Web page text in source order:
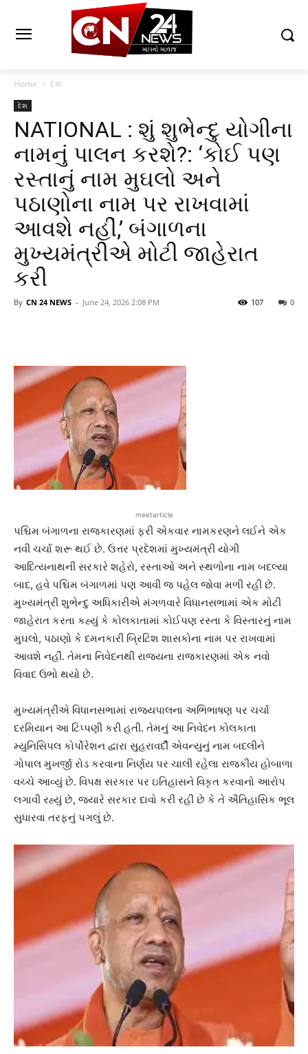
Home દેશ
દેશ
NATIONAL : શું શુભેન્દુ યોગીના
નામનું પાલન કરશે?: ‘કોઈ પણ
રસ્તાનું નામ મુઘલો અને
પઠાણોના નામ પર રાખવામાં
આવશે નહીં,’ બંગાળના
મુખ્યમંત્રીએ મોટી જાહેરાત
કરી
By CN 24 NEWS - June 24, 2026 2:08 PM 0
107
meetarticle
પશ્ચિમ બંગાળના રાજકારણમાં ફરી એકવાર નામકરણને લઈને એક
નવી ચર્ચા શરૂ થઈ છે. ઉત્તર પ્રદેશમાં મુખ્યમંત્રી યોગી
આદિત્યનાથની સરકારે શહેરો, રસ્તાઓ અને સ્થળોના નામ બદલ્યા
બાદ, હવે પશ્ચિમ બંગાળમાં પણ આવી જ પહેલ જોવા મળી રહી છે.
મુખ્યમંત્રી શુભેન્દુ અધિકારીએ મંગળવારે વિધાનસભામાં એક મોટી
જાહેરાત કરતા કહ્યું કે કોલકાતામાં કોઈપણ રસ્તા કે વિસ્તારનું નામ
મુઘલો, પઠાણો કે દમનકારી બ્રિટિશ શાસકોના નામ પર રાખવામાં
આવશે નહીં. તેમના નિવેદનથી રાજ્યના રાજકારણમાં એક નવો
વિવાદ ઉભો થયો છે.
મુખ્યમંત્રીએ વિધાનસભામાં રાજ્યપાલના અભિભાષણ પર ચર્ચા
દરમિયાન આ ટિપ્પણી કરી હતી. તેમનું આ નિવેદન કોલકાતા
મ્યુનિસિપલ કોર્પોરેશન દ્વારા સુહરાવર્દી એવન્યુનું નામ બદલીને
ગોપાલ મુખર્જી રોડ કરવાના નિર્ણય પર ચાલી રહેલા રાજકીય હોબાળા
વચ્ચે આવ્યું છે. વિપક્ષ સરકાર પર ઇતિહાસને વિકૃત કરવાનો આરોપ
લગાવી રહ્યું છે, જ્યારે સરકાર દાવો કરી રહી છે કે તે ઐતિહાસિક ભૂલ
સુધારવા તરફનું પગલું છે.